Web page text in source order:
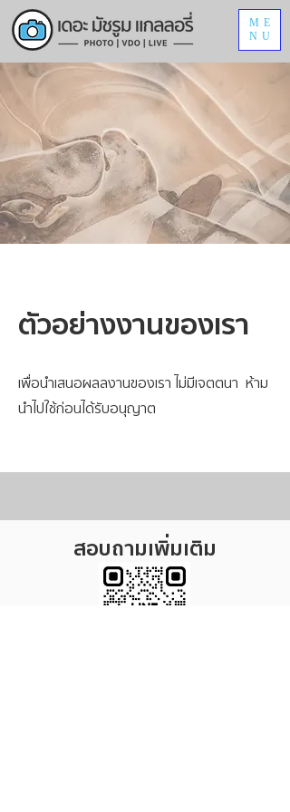
ME
NU
ตัวอย่างงานของเรา
เพื่อนำเสนอผลลงานของเรา ไม่มีเจตตนา ห้าม
นำไปใช้ก่อนได้รับอนุญาต
สอบถามเพิ่มเติม